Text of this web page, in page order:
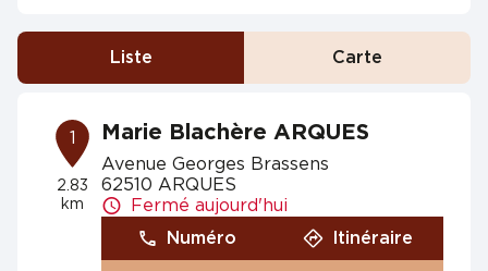
Liste Carte
1
2.83
km
Marie Blachère ARQUES
Avenue Georges Brassens
62510 ARQUES
Fermé aujourd'hui
Numéro
Itinéraire